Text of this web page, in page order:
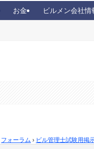
お金 ビルメン会社情
フォーラム › ビル管理士試験用掲